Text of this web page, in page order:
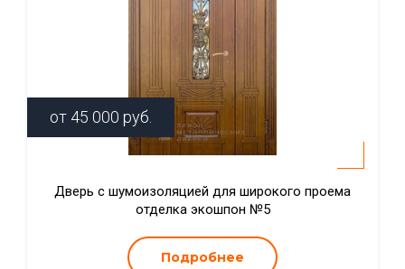
от 45 000 руб.
Дверь с шумоизоляцией для широкого проема
отделка экошпон №5
Подробнее